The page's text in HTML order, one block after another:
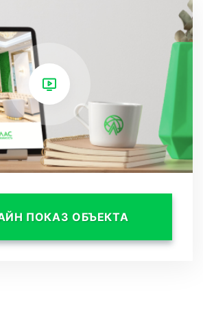
особый шарм и элегантность.
качественных материалов,
и аксессуаров создает
и уюта. Просторные окна
прекрасным видом
природу.
расположена вилла,
ПОКАЗ ОБЪЕКТА